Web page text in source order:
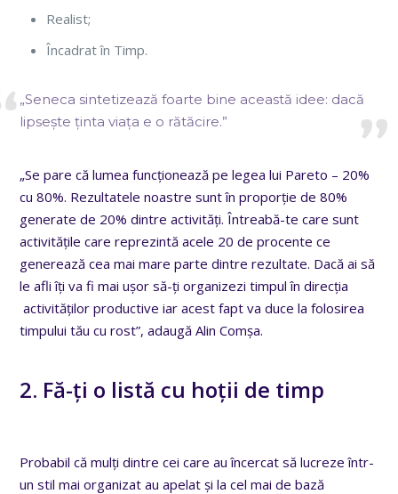
Realist;
Încadrat în Timp.
„Seneca sintetizează foarte bine această idee: dacă
lipsește ținta viața e o rătăcire.”
„Se pare că lumea funcționează pe legea lui Pareto – 20%
cu 80%. Rezultatele noastre sunt în proporție de 80%
generate de 20% dintre activități. Întreabă-te care sunt
activitățile care reprezintă acele 20 de procente ce
generează cea mai mare parte dintre rezultate. Dacă ai să
le afli îți va fi mai ușor să-ți organizezi timpul în direcția
activităților productive iar acest fapt va duce la folosirea
timpului tău cu rost”, adaugă Alin Comșa.
2. Fă-ți o listă cu hoții de timp
Probabil că mulți dintre cei care au încercat să lucreze într-
un stil mai organizat au apelat și la cel mai de bază